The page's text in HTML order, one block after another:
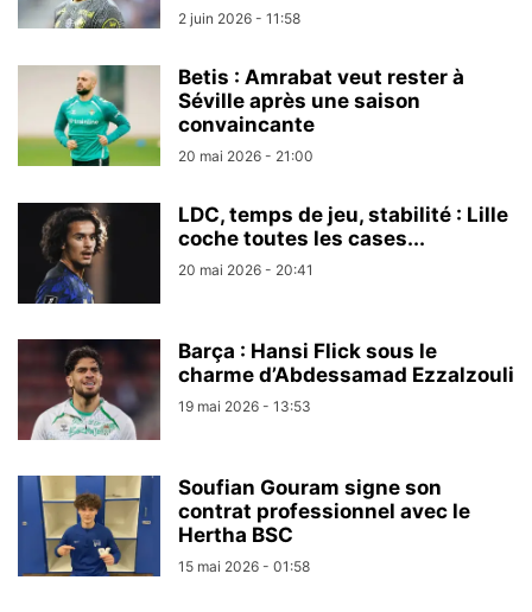
2 juin 2026 - 11:58
Betis : Amrabat veut rester à
Séville après une saison
convaincante
20 mai 2026 - 21:00
LDC, temps de jeu, stabilité : Lille
coche toutes les cases...
20 mai 2026 - 20:41
Barça : Hansi Flick sous le
charme d’Abdessamad Ezzalzouli
19 mai 2026 - 13:53
Soufian Gouram signe son
contrat professionnel avec le
Hertha BSC
15 mai 2026 - 01:58